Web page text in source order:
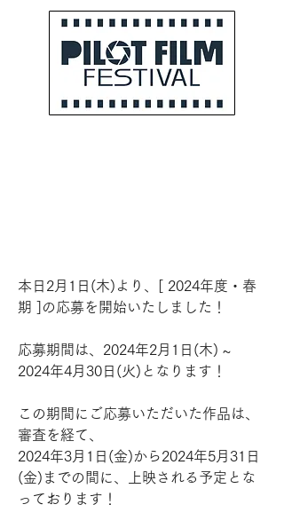
本日2月1日(木)より、[ 2024年度・春
期 ]の応募を開始いたしました！
応募期間は、2024年2月1日(木) ~
2024年4月30日(火)となります！
この期間にご応募いただいた作品は、
審査を経て、
2024年3月1日(金)から2024年5月31日
(金)までの間に、上映される予定とな
っております！